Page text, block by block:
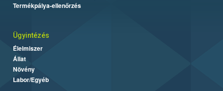
Termékpálya-ellenőrzés
Ügyintézés
Élelmiszer
Állat
Növény
Labor/Egyéb